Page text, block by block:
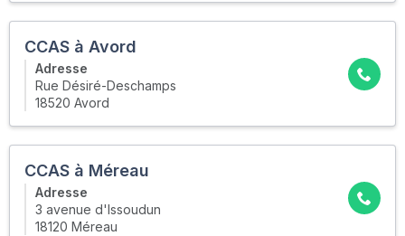
CCAS à Avord
Adresse
Rue Désiré-Deschamps
18520 Avord
CCAS à Méreau
Adresse
3 avenue d'Issoudun
18120 Méreau